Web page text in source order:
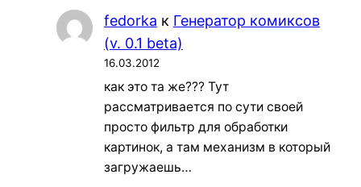
fedorka к Генератор комиксов
(v. 0.1 beta)
16.03.2012
как это та же??? Тут
рассматривается по сути своей
просто фильтр для обработки
картинок, а там механизм в который
загружаешь…